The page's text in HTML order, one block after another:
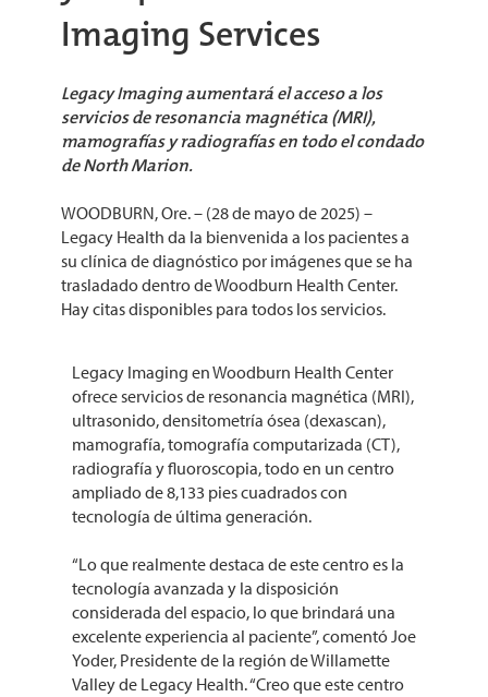
Imaging Services
Legacy Imaging aumentará el acceso a los
servicios de resonancia magnética (MRI),
mamografías y radiografías en todo el condado
de North Marion.
WOODBURN, Ore. – (28 de mayo de 2025) –
Legacy Health da la bienvenida a los pacientes a
su clínica de diagnóstico por imágenes que se ha
trasladado dentro de Woodburn Health Center.
Hay citas disponibles para todos los servicios.
Legacy Imaging en Woodburn Health Center
ofrece servicios de resonancia magnética (MRI),
ultrasonido, densitometría ósea (dexascan),
mamografía, tomografía computarizada (CT),
radiografía y fluoroscopia, todo en un centro
ampliado de 8,133 pies cuadrados con
tecnología de última generación.
“Lo que realmente destaca de este centro es la
tecnología avanzada y la disposición
considerada del espacio, lo que brindará una
excelente experiencia al paciente”, comentó Joe
Yoder, Presidente de la región de Willamette
Valley de Legacy Health. “Creo que este centro